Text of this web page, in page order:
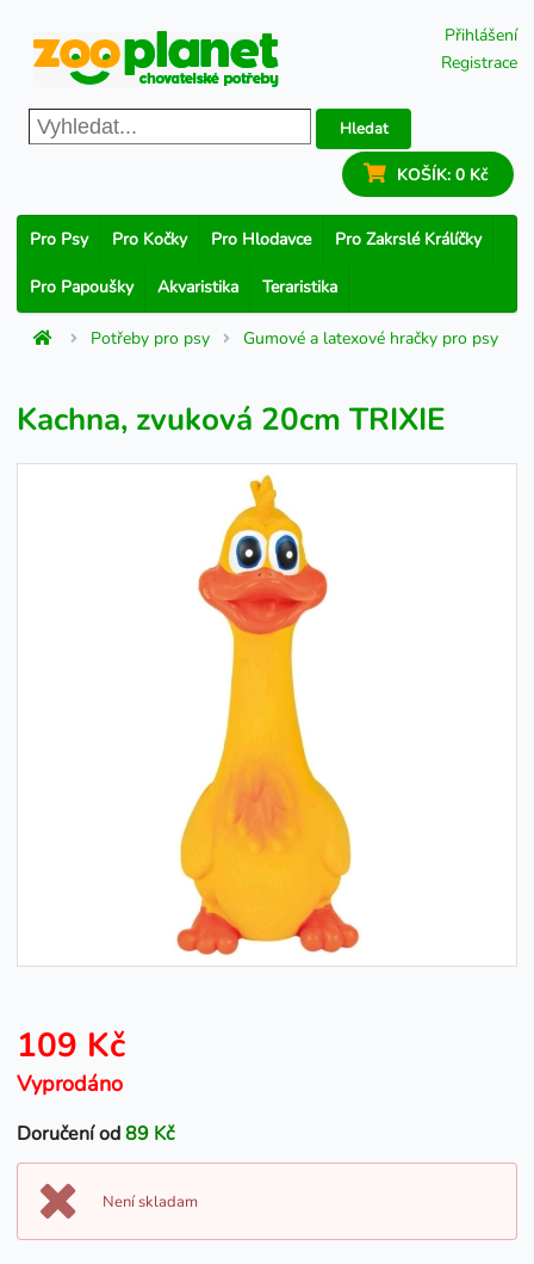
Přihlášení
Registrace
Hledat
KOŠÍK: 0 Kč
Pro Psy Pro Kočky Pro Hlodavce Pro Zakrslé Králíčky
Pro Papoušky Akvaristika Teraristika
Potřeby pro psy Gumové a latexové hračky pro psy
Kachna, zvuková 20cm TRIXIE
109 Kč
Vyprodáno
Doručení od89 Kč
Není skladam